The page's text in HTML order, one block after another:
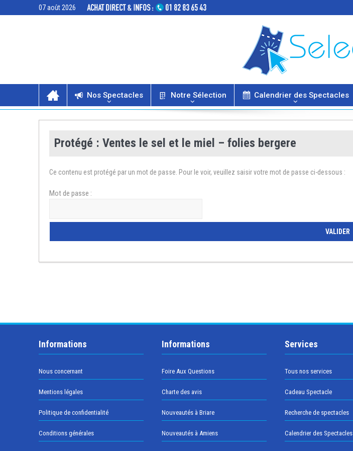
07 août 2026
Nos Spectacles Notre Sélection Calendrier des Spectacles
Protégé : Ventes le sel et le miel – folies bergere
Ce contenu est protégé par un mot de passe. Pour le voir, veuillez saisir votre mot de passe ci-dessous :
Mot de passe :
Informations
Nous concernant
Mentions légales
Politique de confidentialité
Conditions générales
Informations
Foire Aux Questions
Charte des avis
Nouveautés à Briare
Nouveautés à Amiens
Services
Tous nos services
Cadeau Spectacle
Recherche de spectacles
Calendrier des Spectacles